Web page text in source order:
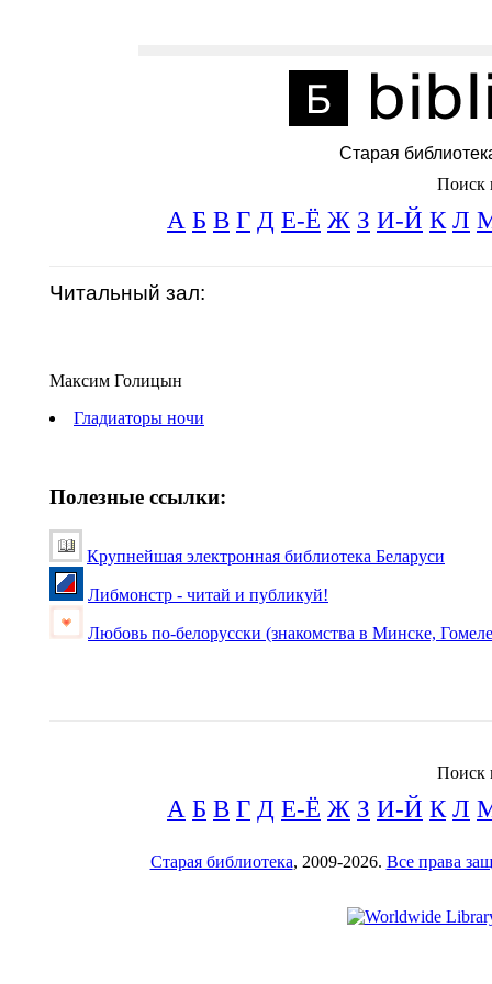
Старая
Поиск
А Б В Г Д Е-Ё Ж З И-Й К Л
Читальный зал:
Максим Голицын
Гладиаторы ночи
Полезные ссылки:
Крупнейшая электронная библиотека Беларуси
Либмонстр - читай и публикуй!
Любовь по-белорусски (знакомства в Минске,
Поиск
А Б В Г Д Е-Ё Ж З И-Й К Л
Старая библиотека, 2009-2026. Все права